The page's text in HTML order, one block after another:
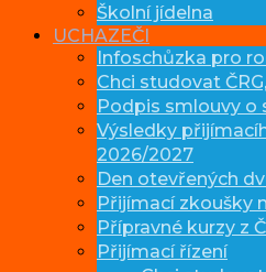
Školní jídelna
UCHAZEČI
Infoschůzka pro
Chci studovat
Podpis smlouvy o
Výsledky
2026/2027
Den otevřených
Přijímací zkoušky
Přípravné kurzy z
Přijímací řízení